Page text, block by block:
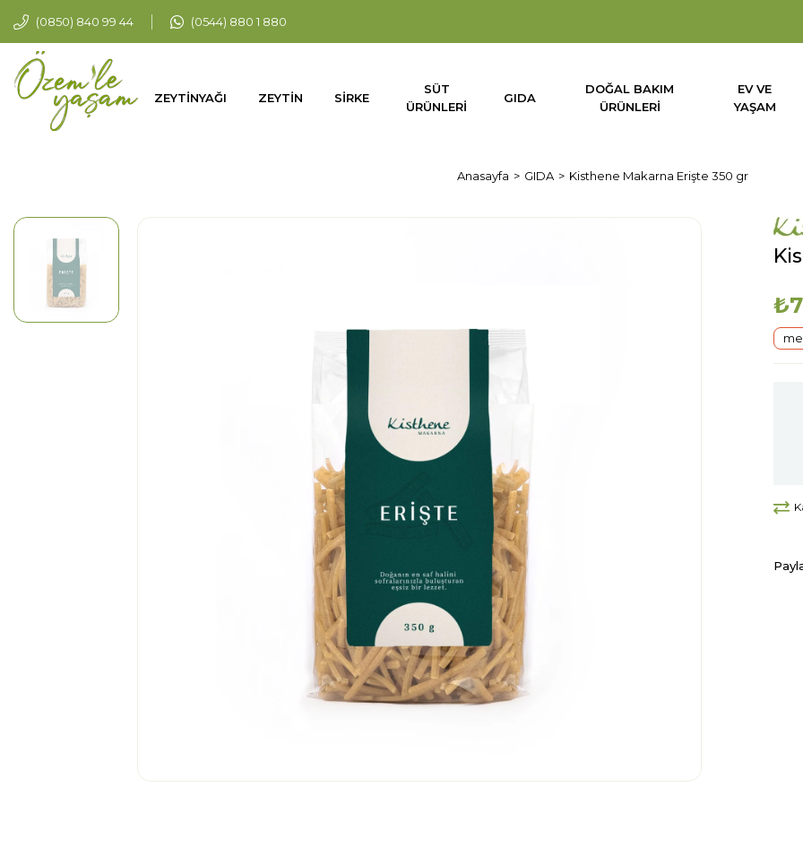
(0850) 840 99 44 (0544) 880 1 880
ZEYTİNYAĞI ZEYTİN SİRKE
SÜT
ÜRÜNLERİ
GIDA
DOĞAL BAKIM
ÜRÜNLERİ
EV VE
YAŞAM
Anasayfa GIDA Kisthene Makarna Erişte 350 gr